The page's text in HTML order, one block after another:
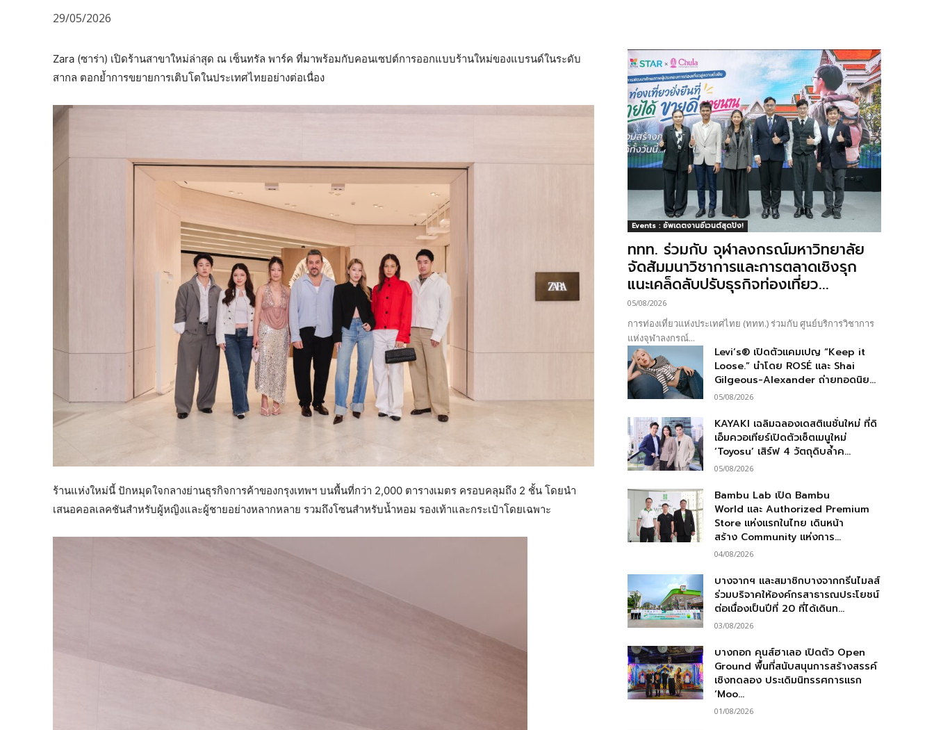
29/05/2026
Zara (ซาร่า) เปิดร้านสาขาใหม่ล่าสุด ณ เซ็นทรัล พาร์ค ที่มาพร้อมกับคอนเซปต์การออกแบบร้านใหม่ของแบรนด์ในระดับ
สากล ตอกย้ำการขยายการเติบโตในประเทศไทยอย่างต่อเนื่อง
ร้านแห่งใหม่นี้ ปักหมุดใจกลางย่านธุรกิจการค้าของกรุงเทพฯ บนพื้นที่กว่า 2,000 ตารางเมตร ครอบคลุมถึง 2 ชั้น โดยนำ
เสนอคอลเลคชันสำหรับผู้หญิงและผู้ชายอย่างหลากหลาย รวมถึงโซนสำหรับน้ำหอม รองเท้าและกระเป๋าโดยเฉพาะ
Events : อัพเดตงานอีเวนต์สุดปัง!
ททท. ร่วมกับ จุฬาลงกรณ์มหาวิทยาลัย
จัดสัมมนาวิชาการและการตลาดเชิงรุก
แนะเคล็ดลับปรับธุรกิจท่องเที่ยว...
05/08/2026
การท่องเที่ยวแห่งประเทศไทย (ททท.) ร่วมกับ ศูนย์บริการวิชาการ
แห่งจุฬาลงกรณ์...
Levi’s® เปิดตัวแคมเปญ “Keep it
Loose.” นำโดย ROSÉ และ Shai
Gilgeous-Alexander ถ่ายทอดนิย...
05/08/2026
KAYAKI เฉลิมฉลองเดสติเนชั่นใหม่ ที่ดิ
เอ็มควอเทียร์เปิดตัวเซ็ตเมนูใหม่
‘Toyosu’ เสิร์ฟ 4 วัตถุดิบล้ำค...
05/08/2026
Bambu Lab เปิด Bambu
World และ Authorized Premium
Store แห่งแรกในไทย เดินหน้า
สร้าง Community แห่งการ...
04/08/2026
บางจากฯ และสมาชิกบางจากกรีนไมลส์
ร่วมบริจาคให้องค์กรสาธารณประโยชน์
ต่อเนื่องเป็นปีที่ 20 ที่ได้เดินท...
03/08/2026
บางกอก คุนส์ฮาเลอ เปิดตัว Open
Ground พื้นที่สนับสนุนการสร้างสรรค์
เชิงทดลอง ประเดิมนิทรรศการแรก
‘Moo...
01/08/2026